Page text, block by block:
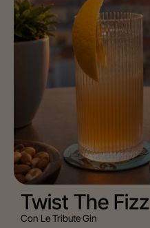
Twist The Fizz
Con Le Tribute Gin